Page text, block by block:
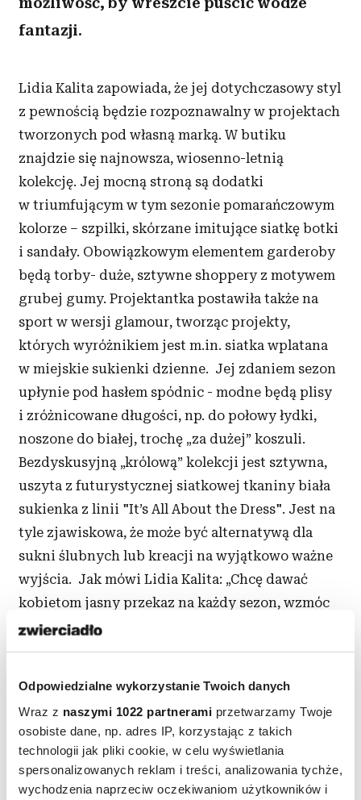
Odpowiedzialne wykorzystanie Twoich danych
Wraz z naszymi 1022 partnerami przetwarzamy Twoje
osobiste dane, np. adres IP, korzystając z takich
technologii jak pliki cookie, w celu wyświetlania
spersonalizowanych reklam i treści, analizowania tychże,
wychodzenia naprzeciw oczekiwaniom użytkowników i
fantazji.
Lidia Kalita zapowiada, że jej dotychczasowy styl
z pewnością będzie rozpoznawalny w projektach
tworzonych pod własną marką. W butiku
znajdzie się najnowsza, wiosenno-letnią
kolekcję. Jej mocną stroną są dodatki
w triumfującym w tym sezonie pomarańczowym
kolorze – szpilki, skórzane imitujące siatkę botki
i sandały. Obowiązkowym elementem garderoby
będą torby- duże, sztywne shoppery z motywem
grubej gumy. Projektantka postawiła także na
sport w wersji glamour, tworząc projekty,
których wyróżnikiem jest m.in. siatka wplatana
w miejskie sukienki dzienne. Jej zdaniem sezon
upłynie pod hasłem spódnic - modne będą plisy
i zróżnicowane długości, np. do połowy łydki,
noszone do białej, trochę „za dużej” koszuli.
Bezdyskusyjną „królową” kolekcji jest sztywna,
uszyta z futurystycznej siatkowej tkaniny biała
sukienka z linii "It’s All About the Dress". Jest na
tyle zjawiskowa, że może być alternatywą dla
sukni ślubnych lub kreacji na wyjątkowo ważne
wyjścia. Jak mówi Lidia Kalita: „Chcę dawać
kobietom jasny przekaz na każdy sezon, wzmóc
ich poczucie pewności siebie, tak potrzebne
w codziennym życiu. Sprawić, żeby czuły się